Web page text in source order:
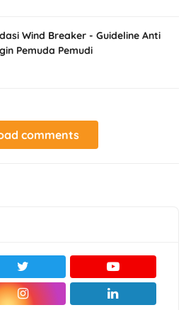
Wind Breaker - Guideline Anti
Pemuda Pemudi
comments